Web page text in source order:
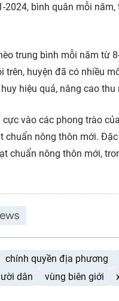
bình quân mỗi
trung bình mỗi năm từ
huyện đã có nhiều
hiệu quả, nâng cao
vào các phong trào
nông thôn mới.
chuẩn nông thôn mới,
chính quyền địa phương
dân vùng biên giới